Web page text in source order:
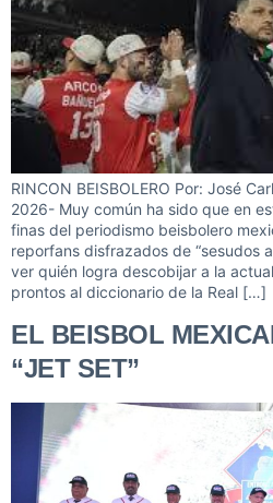
RINCON BEISBOLERO Por: José
2026- Muy común ha sido que en
finas del periodismo beisbolero
reporfans disfrazados de “sesudos
ver quién logra descobijar a la
prontos al diccionario de la Real […]
EL BEISBOL
“JET SET”